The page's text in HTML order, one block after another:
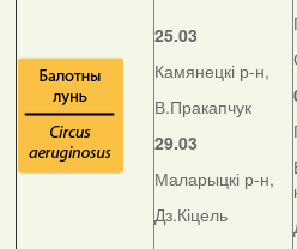
25.03
Камянецкі р-н,
В.Пракапчук
29.03
Маларыцкі р-н,
Дз.Кіцель